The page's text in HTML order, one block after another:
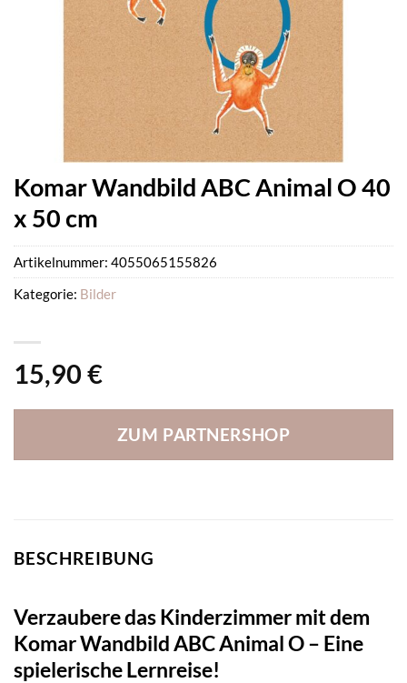
Komar Wandbild ABC Animal O 40
x 50 cm
15,90 €
ZUM PARTNERSHOP
Artikelnummer: 4055065155826
Kategorie: Bilder
BESCHREIBUNG
Verzaubere das Kinderzimmer mit dem
Komar Wandbild ABC Animal O – Eine
spielerische Lernreise!